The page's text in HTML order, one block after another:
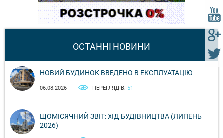
ОСТАННІ НОВИНИ
НОВИЙ БУДИНОК ВВЕДЕНО В ЕКСПЛУАТАЦІЮ
06.08.2026 ПЕРЕГЛЯДІВ: 51
ЩОМІСЯЧНИЙ ЗВІТ: ХІД БУДІВНИЦТВА (ЛИПЕНЬ
2026)